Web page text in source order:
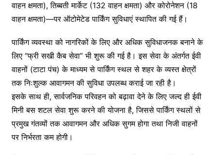
वाहन क्षमता), तिब्बती मार्केट (132 वाहन क्षमता) और कोरोनेशन (18
वाहन क्षमता)—पर ऑटोमेटेड पार्किंग सुविधाएं स्थापित की गई हैं।
पार्किंग व्यवस्था को नागरिकों के लिए और अधिक सुविधाजनक बनाने के
लिए “फ्री सखी कैब सेवा” भी शुरू की गई है। इस सेवा के अंतर्गत ईवी
वाहनों (टाटा पंच) के माध्यम से पार्किंग स्थल से शहर के व्यस्त क्षेत्रों
तक निःशुल्क आवागमन की सुविधा उपलब्ध कराई जा रही है।
इसके साथ ही, सार्वजनिक परिवहन को बढ़ावा देने के लिए जल्द ही ईवी
मिनी बस शटल सेवा शुरू करने की योजना है, जिससे पार्किंग स्थलों से
प्रमुख गंतव्यों तक आवागमन और अधिक सुगम होगा तथा निजी वाहनों
पर निर्भरता कम होगी।